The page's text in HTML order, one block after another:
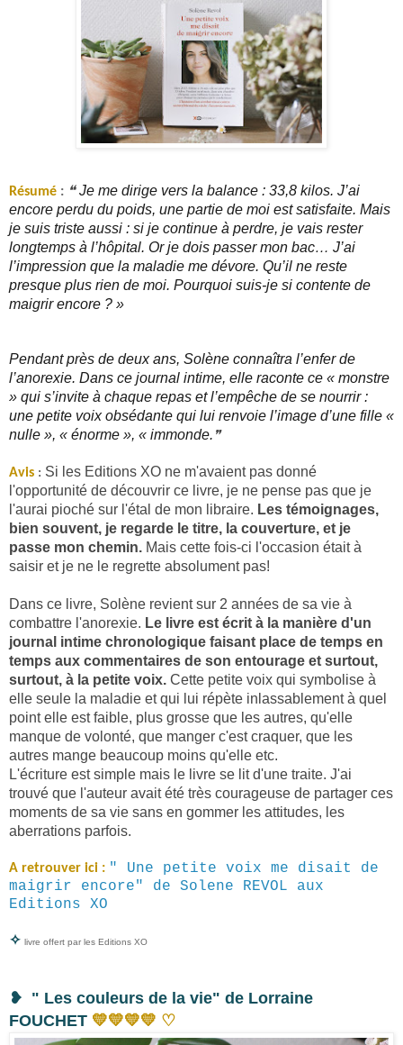
Résumé : ❝Je me dirige vers la balance : 33,8 kilos. J’ai
encore perdu du poids, une partie de moi est satisfaite. Mais
je suis triste aussi : si je continue à perdre, je vais rester
longtemps à l’hôpital. Or je dois passer mon bac… J’ai
l’impression que la maladie me dévore. Qu’il ne reste
presque plus rien de moi. Pourquoi suis-je si contente de
maigrir encore ? »
Pendant près de deux ans, Solène connaîtra l’enfer de
l’anorexie. Dans ce journal intime, elle raconte ce « monstre
» qui s’invite à chaque repas et l’empêche de se nourrir :
une petite voix obsédante qui lui renvoie l’image d’une fille «
nulle », « énorme », « immonde. ❞
Avis : Si les Editions XO ne m'avaient pas donné
l'opportunité de découvrir ce livre, je ne pense pas que je
l'aurai pioché sur l'étal de mon libraire. Les témoignages,
bien souvent, je regarde le titre, la couverture, et je
passe mon chemin. Mais cette fois-ci l'occasion était à
saisir et je ne le regrette absolument pas!
Dans ce livre, Solène revient sur 2 années de sa vie à
combattre l'anorexie. Le livre est écrit à la manière d'un
journal intime chronologique faisant place de temps en
temps aux commentaires de son entourage et surtout,
surtout, à la petite voix. Cette petite voix qui symbolise à
elle seule la maladie et qui lui répète inlassablement à quel
point elle est faible, plus grosse que les autres, qu'elle
manque de volonté, que manger c'est craquer, que les
autres mange beaucoup moins qu'elle etc.
L'écriture est simple mais le livre se lit d'une traite. J'ai
trouvé que l'auteur avait été très courageuse de partager ces
moments de sa vie sans en gommer les attitudes, les
aberrations parfois.
A retrouver ici : " Une petite voix me disait de
maigrir encore" de Solene REVOL aux
Editions XO
✧ livre offert par les Editions XO
❥ " Les couleurs de la vie" de Lorraine
FOUCHET 💛💛💛💛 ♡